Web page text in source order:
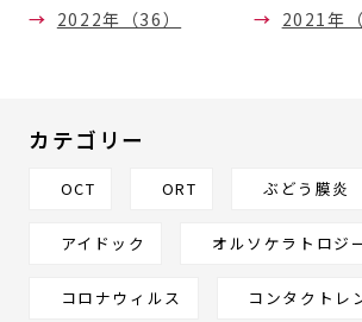
2022年（36）
2021年（
カテゴリー
OCT ORT ぶどう膜炎
アイドック オルソケラトロジ
コロナウィルス コンタクトレ